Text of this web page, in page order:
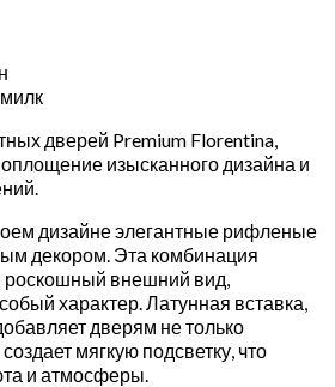
дверей Premium Florentina,
изысканного дизайна и
дизайне элегантные рифленые
декором. Эта комбинация
роскошный внешний вид,
характер. Латунная вставка,
дверям не только
мягкую подсветку, что
и атмосферы.